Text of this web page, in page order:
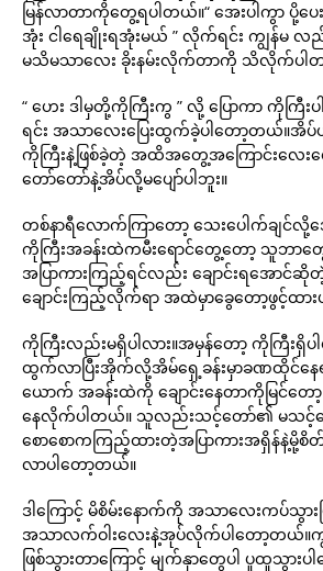
မြန်လာတာကိုတွေ့ရပါတယ်။“ အေးပါကွာ ပို့ပ
အုံး ငါရေချိုးရအုံးမယ် ” လိုက်ရင်း ကျွန်မ
မသိမသာလေး ခိုးနမ်းလိုက်တာကို သိလိုက်ပါ
“ ဟေး ဒါမှတို့ကိုကြီးကွ ” လို့ ပြောကာ ကိုကြီး
ရင်း အသာလေးပြေးထွက်ခဲ့ပါတော့တယ်။အိ
ကိုကြီးနဲ့ဖြစ်ခဲ့တဲ့ အထိအတွေ့အကြောင်းလေးတွေ
တော်တော်နဲ့အိပ်လို့မပျော်ပါဘူး။
တစ်နာရီလောက်ကြာတော့ သေးပေါက်ချင်လို့
ကိုကြီးအခန်းထဲကမီးရောင်တွေ့တော့ သူဘာတွ
အပြာကားကြည့်ရင်လည်း ချောင်းရအောင်
ချောင်းကြည့်လိုက်ရာ အထဲမှာခွေတော့ဖွင့်ထာ
ကိုကြီးလည်းမရှိပါလား။အမှန်တော့ ကိုကြီး
ထွက်လာပြီးအိုက်လို့အိမ်ရှေ့ခန်းမှာခဏထိုင်နေရ
ယောက် အခန်းထဲကို ချောင်းနေတာကိုမြင်တ
နေလိုက်ပါတယ်။ သူလည်းသင့်တော်၏ မသင့်တေ
စောစောကကြည့်ထားတဲ့အပြာကားအရှိန်နဲ့မို့
လာပါတော့တယ်။
ဒါကြောင့် မိစိမ်းနောက်ကို အသာလေးကပ်သွားပ
အသာလက်ဝါးလေးနဲ့အုပ်လိုက်ပါတော့တယ်။
ဖြစ်သွားတာကြောင့် မျက်နှာတွေပါ ပူထူသွား